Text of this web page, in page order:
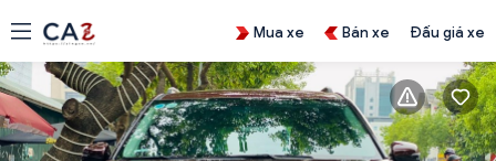
Mua xe Bán xe Đấu giá xe